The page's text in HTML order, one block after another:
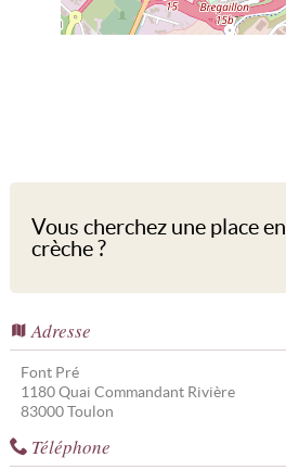
Vous cherchez une place en
crèche ?
Adresse
Font Pré
1180 Quai Commandant Rivière
83000 Toulon
Téléphone